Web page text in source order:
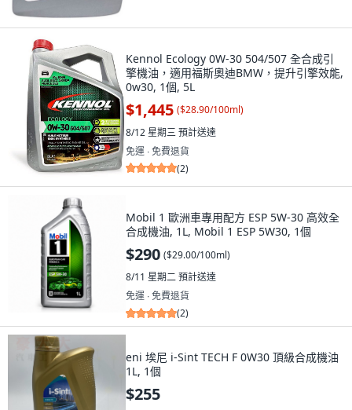
Kennol Ecology 0W-30 504/507 全合成引
擎機油，適用福斯奧迪BMW，提升引擎效能,
0w30, 1個, 5L
$1,445 ($28.90/100ml)
8/12 星期三預計送達
免運 ∙ 免費退貨
(2)
Mobil 1 歐洲車專用配方 ESP 5W-30 高效全
合成機油, 1L, Mobil 1 ESP 5W30, 1個
$290 ($29.00/100ml)
8/11 星期二預計送達
免運 ∙ 免費退貨
(2)
eni 埃尼 i-Sint TECH F 0W30 頂級合成機油
1L, 1個
$255